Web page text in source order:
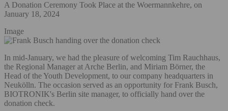
A Donation Ceremony Took Place at the Woermannkehre, on
January 18, 2024
Image
In mid-January, we had the pleasure of welcoming Tim Rauchhaus,
the Regional Manager at Arche Berlin, and Miriam Börner, the
Head of the Youth Development, to our company headquarters in
Neukölln. The occasion served as an opportunity for Frank Busch,
BIOTRONIK's Berlin site manager, to officially hand over the
donation check.